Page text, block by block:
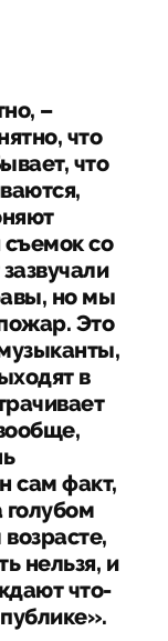
–
что
что
со
но мы
Это
в
сам факт,
голубом
нельзя, и
что-